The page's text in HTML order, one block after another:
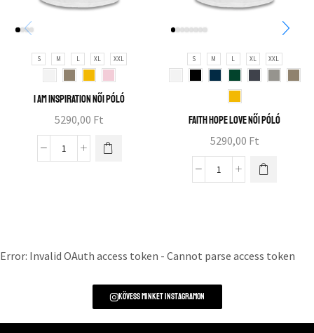
S M L XL XXL
I am inspiration női póló
5290,00 Ft
S M L XL XXL
Faith hope love női póló
5290,00 Ft
Error: Invalid OAuth access token - Cannot parse access token
Kövess minket instagramon